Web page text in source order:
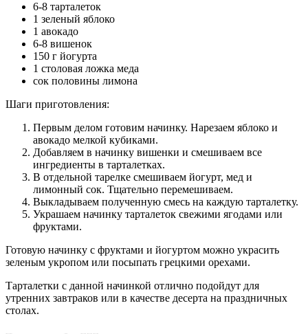
6-8 тарталеток
1 зеленый яблоко
1 авокадо
6-8 вишенок
150 г йогурта
1 столовая ложка меда
сок половины лимона
Шаги приготовления:
Первым делом готовим начинку. Нарезаем яблоко и
авокадо мелкой кубиками.
Добавляем в начинку вишенки и смешиваем все
ингредиенты в тарталетках.
В отдельной тарелке смешиваем йогурт, мед и
лимонный сок. Тщательно перемешиваем.
Выкладываем полученную смесь на каждую тарталетку.
Украшаем начинку тарталеток свежими ягодами или
фруктами.
Готовую начинку с фруктами и йогуртом можно украсить
зеленым укропом или посыпать грецкими орехами.
Тарталетки с данной начинкой отлично подойдут для
утренних завтраков или в качестве десерта на праздничных
столах.